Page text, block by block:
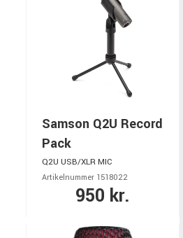
Samson Q2U Record
Pack
Q2U USB/XLR MIC
Artikelnummer 1518022
950 kr.